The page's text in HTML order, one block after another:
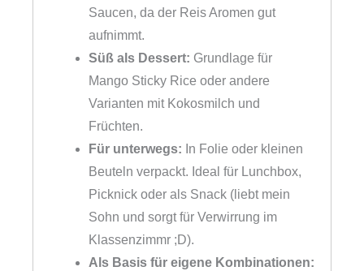
Saucen, da der Reis Aromen gut
aufnimmt.
Süß als Dessert: Grundlage für
Mango Sticky Rice oder andere
Varianten mit Kokosmilch und
Früchten.
Für unterwegs: In Folie oder kleinen
Beuteln verpackt. Ideal für Lunchbox,
Picknick oder als Snack (liebt mein
Sohn und sorgt für Verwirrung im
Klassenzimmr ;D).
Als Basis für eigene Kombinationen: